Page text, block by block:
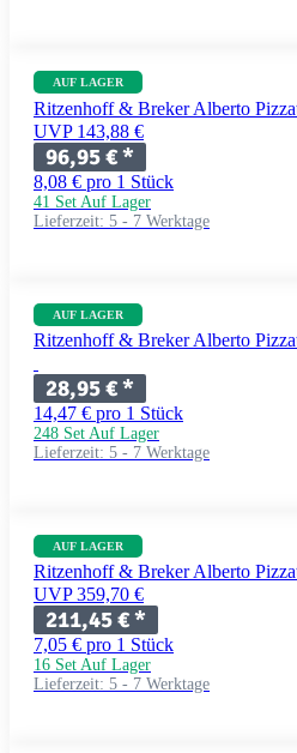
AUF LAGER
Ritzenhoff & Breker Alberto
UVP 143,88 €
96,95 €*
8,08 € pro 1 Stück
41 Set Auf Lager
Lieferzeit: 5 - 7 Werktage
AUF LAGER
Ritzenhoff & Breker Alberto
28,95 €*
14,47 € pro 1 Stück
248 Set Auf Lager
Lieferzeit: 5 - 7 Werktage
AUF LAGER
Ritzenhoff & Breker Alberto
UVP 359,70 €
211,45 €*
7,05 € pro 1 Stück
16 Set Auf Lager
Lieferzeit: 5 - 7 Werktage